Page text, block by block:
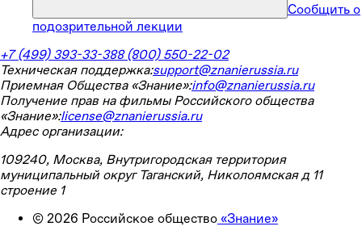
Сообщить о
подозрительной лекции
+7 (499) 393-33-388 (800) 550-22-02
Техническая поддержка:support@znanierussia.ru
Приемная Общества «Знание»:info@znanierussia.ru
Получение прав на фильмы Российского общества
«Знание»:license@znanierussia.ru
Адрес организации:
109240, Москва, Внутригородская территория
муниципальный округ Таганский, Николоямская д 11
строение 1
© 2026 Российское общество «Знание»